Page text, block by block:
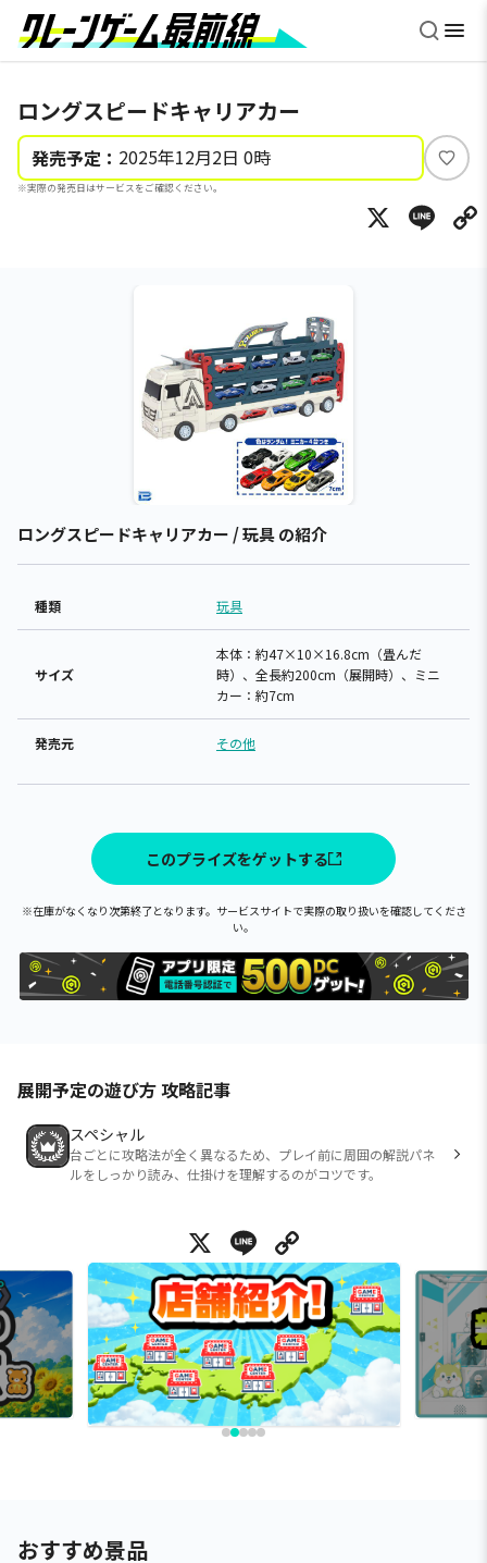
ロングスピードキャリアカー
発売予定： 2025年12月2日 0時
※実際の発売日はサービスをご確認ください。
い
ね
X
ロングスピードキャリアカー / 玩具 の紹介
種類 玩具
サイズ
本体：約47×10×16.8cm（畳んだ
時）、全長約200cm（展開時）、ミニ
カー：約7cm
発売元 その他
このプライズをゲットする
※在庫がなくなり次第終了となります。サービスサイトで実際の取り扱いを確認してくださ
い。
展開予定の遊び方 攻略記事
スペシャル
台ごとに攻略法が全く異なるため、プレイ前に周囲の解説パネ
ルをしっかり読み、仕掛けを理解するのがコツです。
X Line
おすすめ景品